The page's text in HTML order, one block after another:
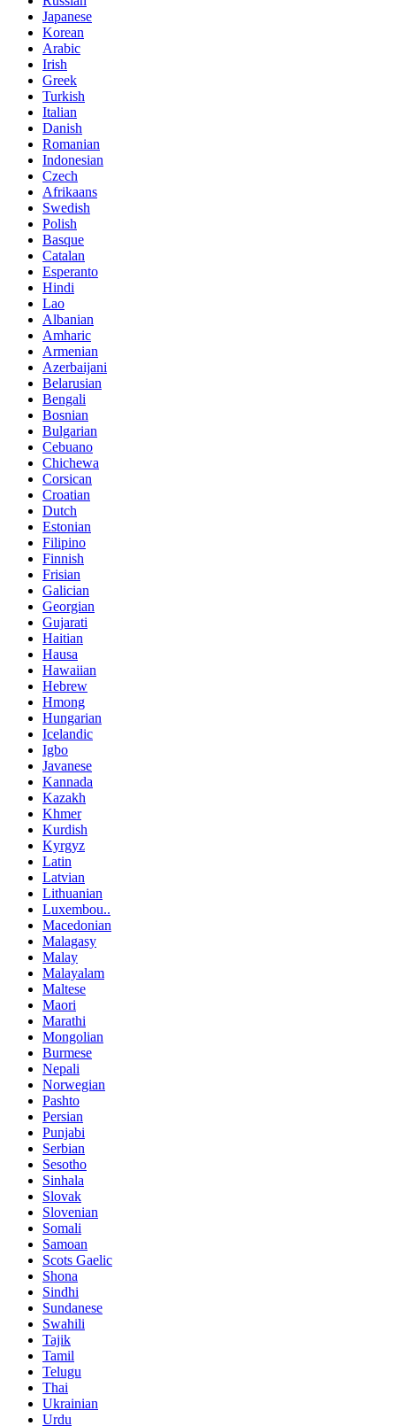
Japanese
Korean
Arabic
Irish
Greek
Turkish
Italian
Danish
Romanian
Indonesian
Czech
Afrikaans
Swedish
Polish
Basque
Catalan
Esperanto
Hindi
Lao
Albanian
Amharic
Armenian
Azerbaijani
Belarusian
Bengali
Bosnian
Bulgarian
Cebuano
Chichewa
Corsican
Croatian
Dutch
Estonian
Filipino
Finnish
Frisian
Galician
Georgian
Gujarati
Haitian
Hausa
Hawaiian
Hebrew
Hmong
Hungarian
Icelandic
Igbo
Javanese
Kannada
Kazakh
Khmer
Kurdish
Kyrgyz
Latin
Latvian
Lithuanian
Luxembou..
Macedonian
Malagasy
Malay
Malayalam
Maltese
Maori
Marathi
Mongolian
Burmese
Nepali
Norwegian
Pashto
Persian
Punjabi
Serbian
Sesotho
Sinhala
Slovak
Slovenian
Somali
Samoan
Scots Gaelic
Shona
Sindhi
Sundanese
Swahili
Tajik
Tamil
Telugu
Thai
Ukrainian
Urdu